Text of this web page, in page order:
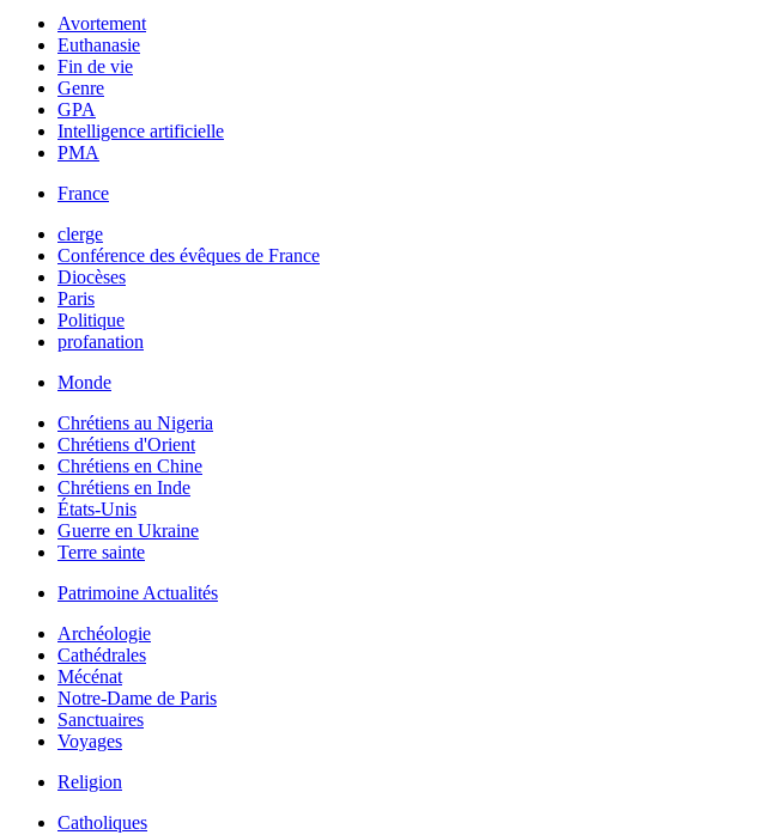
Avortement
Euthanasie
Fin de vie
Genre
GPA
Intelligence artificielle
PMA
France
clerge
Conférence des évêques de France
Diocèses
Paris
Politique
profanation
Monde
Chrétiens au Nigeria
Chrétiens d'Orient
Chrétiens en Chine
Chrétiens en Inde
États-Unis
Guerre en Ukraine
Terre sainte
Patrimoine Actualités
Archéologie
Cathédrales
Mécénat
Notre-Dame de Paris
Sanctuaires
Voyages
Religion
Catholiques